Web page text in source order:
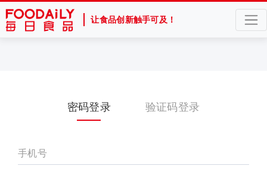
让食品创新触手可及！
密码登录 验证码登录
手机号